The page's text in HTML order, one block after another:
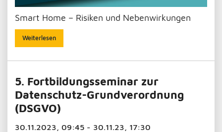
Smart Home – Risiken und Nebenwirkungen
Weiterlesen
5. Fortbildungsseminar zur
Datenschutz-Grundverordnung
(DSGVO)
30.11.2023, 09:45 - 30.11.23, 17:30